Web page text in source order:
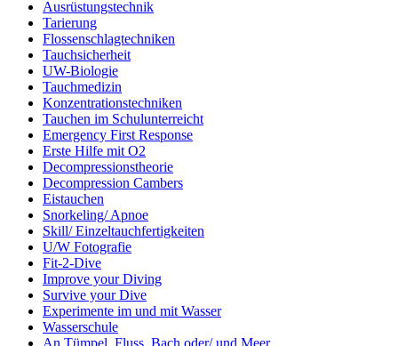
Ausrüstungstechnik
Tarierung
Flossenschlagtechniken
Tauchsicherheit
UW-Biologie
Tauchmedizin
Konzentrationstechniken
Tauchen im Schulunterreicht
Emergency First Response
Erste Hilfe mit O2
Decompressionstheorie
Decompression Cambers
Eistauchen
Snorkeling/ Apnoe
Skill/ Einzeltauchfertigkeiten
U/W Fotografie
Fit-2-Dive
Improve your Diving
Survive your Dive
Experimente im und mit Wasser
Wasserschule
An Tümpel, Fluss, Bach oder/ und Meer